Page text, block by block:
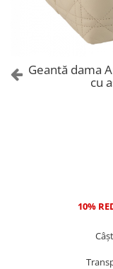
Genți Albe
Geantă dama
cu
10%